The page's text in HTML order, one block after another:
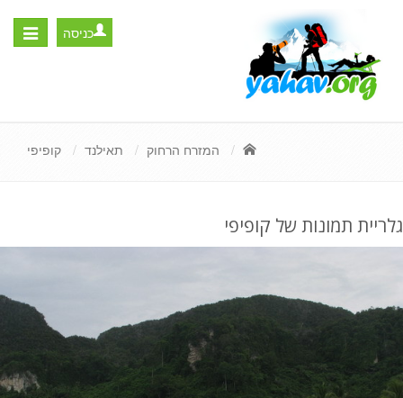
Toggle
כניסה
המזרח הרחוק תאילנד קופיפי
גלריית תמונות של קופיפי